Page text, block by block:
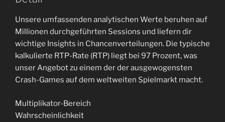
Unsere umfassenden analytischen Werte beruhen auf
Millionen durchgeführten Sessions und liefern dir
wichtige Insights in Chancenverteilungen. Die typische
kalkulierte RTP-Rate (RTP) liegt bei 97 Prozent, was
unser Angebot zu einem der der ausgewogensten
Crash-Games auf dem weltweiten Spielmarkt macht.
Multiplikator-Bereich
Wahrscheinlichkeit